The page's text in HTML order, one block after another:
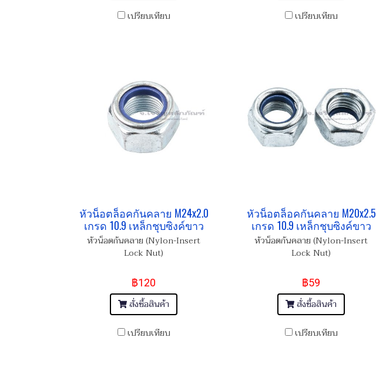
เปรียบเทียบ เปรียบเทียบ
หัวน็อตล็อคกันคลาย M24x2.0
เกรด 10.9 เหล็กชุบซิงค์ขาว
หัวน็อตกันคลาย (Nylon-Insert
Lock Nut)
฿120
สั่งซื้อสินค้า
เปรียบเทียบ
หัวน็อตล็อคกันคลาย M20x2.5
เกรด 10.9 เหล็กชุบซิงค์ขาว
หัวน็อตกันคลาย (Nylon-Insert
Lock Nut)
฿59
สั่งซื้อสินค้า
เปรียบเทียบ